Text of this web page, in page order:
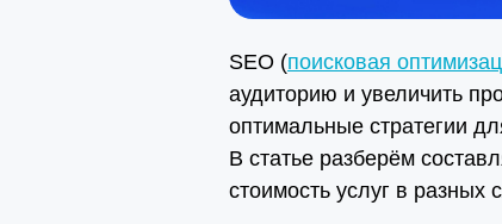
SEO (поисковая
аудиторию и увеличить
оптимальные стратегии
В статье разберём
стоимость услуг в разных